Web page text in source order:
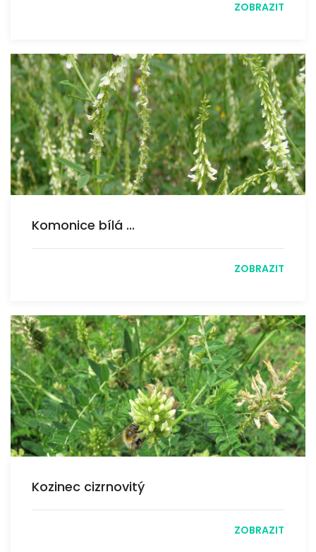
ZOBRAZIT
Komonice bílá ...
ZOBRAZIT
Kozinec cizrnovitý
ZOBRAZIT